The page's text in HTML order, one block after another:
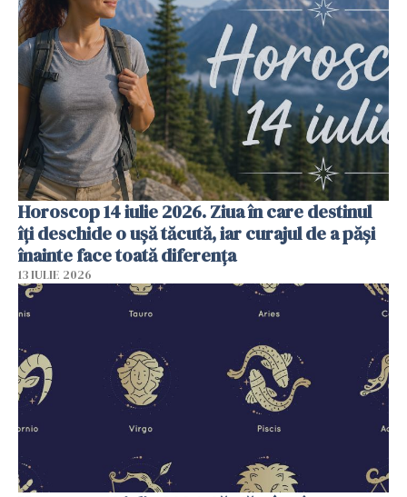
Horoscop 14 iulie 2026. Ziua în care destinul
îți deschide o ușă tăcută, iar curajul de a păși
înainte face toată diferența
13 IULIE 2026